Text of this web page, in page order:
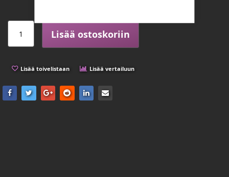
Lisää ostoskoriin
Lisää toivelistaan Lisää vertailuun